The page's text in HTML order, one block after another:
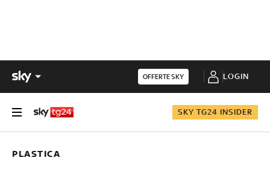
OFFERTE SKY LOGIN
SKY TG24 INSIDER
PLASTICA